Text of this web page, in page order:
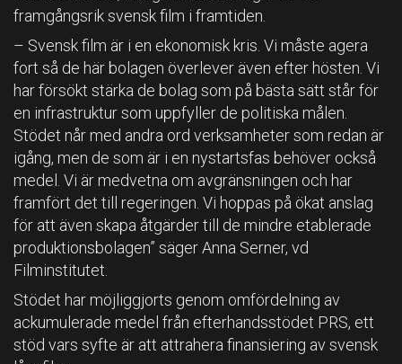
framgångsrik svensk film i framtiden.
– Svensk film är i en ekonomisk kris. Vi måste agera
fort så de här bolagen överlever även efter hösten. Vi
har försökt stärka de bolag som på bästa sätt står för
en infrastruktur som uppfyller de politiska målen.
Stödet når med andra ord verksamheter som redan är
igång, men de som är i en nystartsfas behöver också
medel. Vi är medvetna om avgränsningen och har
framfört det till regeringen. Vi hoppas på ökat anslag
för att även skapa åtgärder till de mindre etablerade
produktionsbolagen” säger Anna Serner, vd
Filminstitutet.
Stödet har möjliggjorts genom omfördelning av
ackumulerade medel från efterhandsstödet PRS, ett
stöd vars syfte är att attrahera finansiering av svensk